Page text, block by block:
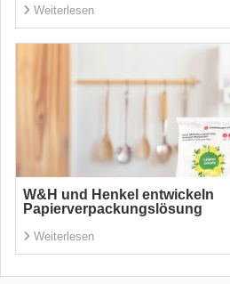
Weiterlesen
W&H und Henkel entwickeln
Papierverpackungslösung
Weiterlesen